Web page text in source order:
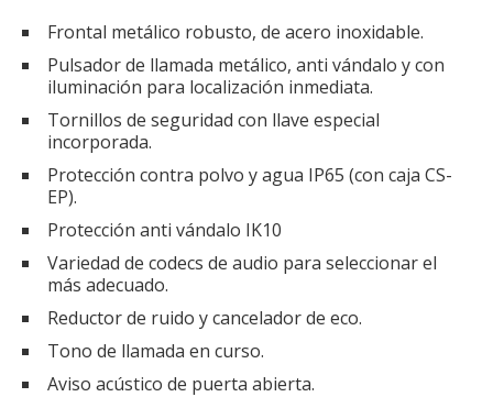
Frontal metálico robusto, de acero inoxidable.
Pulsador de llamada metálico, anti vándalo y con
iluminación para localización inmediata.
Tornillos de seguridad con llave especial
incorporada.
Protección contra polvo y agua IP65 (con caja CS-
EP).
Protección anti vándalo IK10
Variedad de codecs de audio para seleccionar el
más adecuado.
Reductor de ruido y cancelador de eco.
Tono de llamada en curso.
Aviso acústico de puerta abierta.